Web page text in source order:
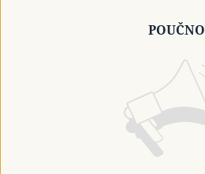
POUČNO